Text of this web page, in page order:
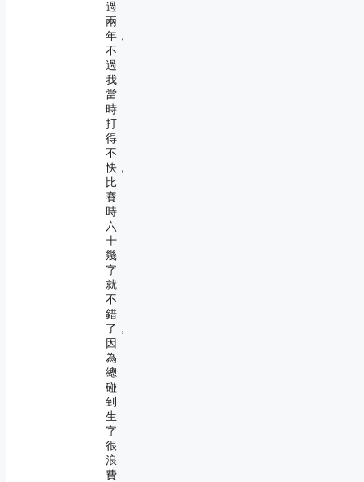
過
兩
年，
不
過
我
當
時
打
得
不
快，
比
賽
時
六
十
幾
字
就
不
錯
了，
因
為
總
碰
到
生
字
很
浪
費